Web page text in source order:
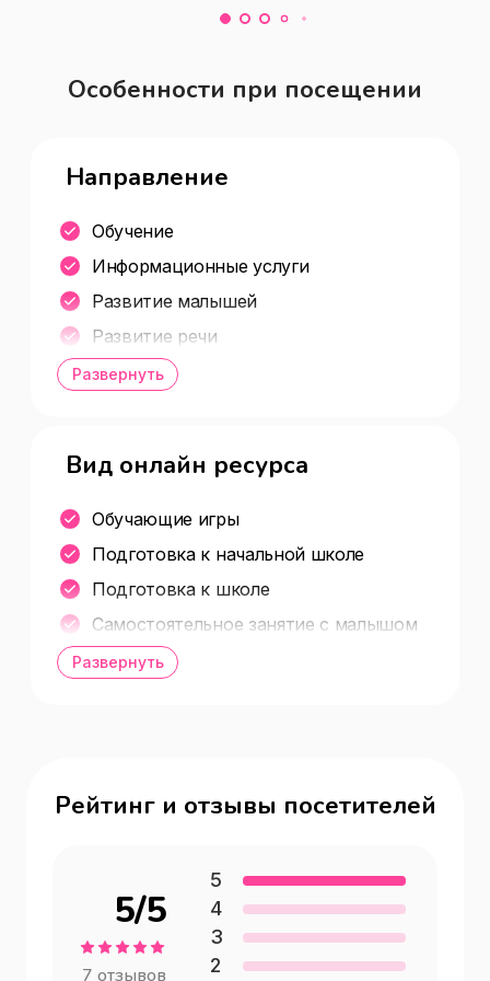
набор можно на сайте НЕЙРОМИР.
Особенности при посещении
Направление
Обучение
Информационные услуги
Развитие малышей
Развитие речи
Творчество и хобби
Развернуть
Вид онлайн ресурса
Обучающие игры
Подготовка к начальной школе
Подготовка к школе
Самостоятельное занятие с малышом
Самостоятельные занятия по видео
Развернуть
Рейтинг и отзывы посетителей
5/5
7 отзывов
5
4
3
2